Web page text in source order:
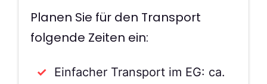
Planen Sie für den Transport
folgende Zeiten ein:
Einfacher Transport im EG: ca.